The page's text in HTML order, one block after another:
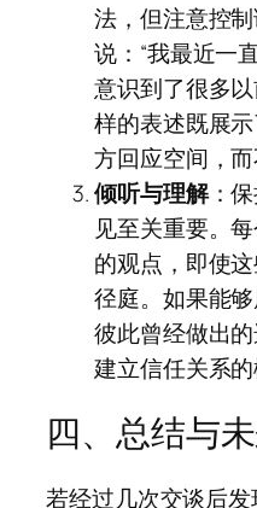
法，但注意控
说：“我最近一
意识到了很多
样的表述既展
方回应空间，而
倾听与理解：
见至关重要。
的观点，即使
径庭。如果能
彼此曾经做出
建立信任关系的
四、总结与
若经过几次交谈后